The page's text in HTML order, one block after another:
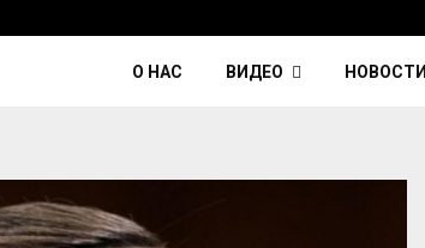
О НАС ВИДЕО НОВОСТИ